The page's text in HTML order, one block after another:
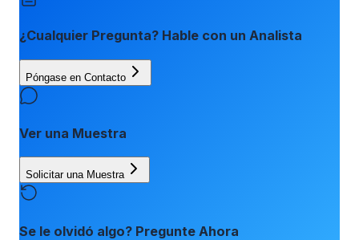
¿Cualquier Pregunta? Hable con un Analista
Póngase en Contacto
Ver una Muestra
Solicitar una Muestra
Se le olvidó algo? Pregunte Ahora